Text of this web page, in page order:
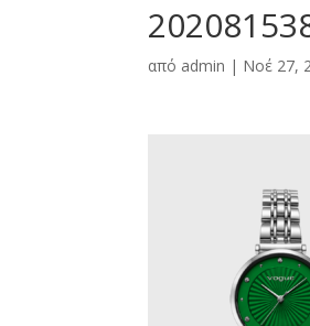
από admin | Νοέ 27,